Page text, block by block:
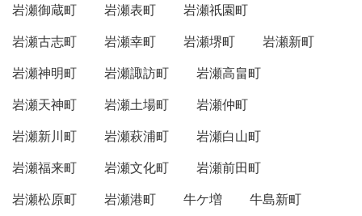
岩瀬御蔵町
岩瀬表町
岩瀬祇園町
岩瀬古志町
岩瀬幸町 岩瀬堺町
岩瀬新町
岩瀬神明町
岩瀬諏訪町
岩瀬高畠町
岩瀬天神町
岩瀬土場町
岩瀬仲町
岩瀬新川町
岩瀬萩浦町
岩瀬白山町
岩瀬福来町
岩瀬文化町
岩瀬前田町
岩瀬松原町
岩瀬港町 牛ケ増
牛島新町